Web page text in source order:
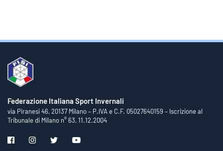
Federazione Italiana Sport Invernali
via Piranesi 46, 20137 Milano – P.IVA e C.F. 05027640159 – Iscrizione al
Tribunale di Milano n° 63, 11.12.2004